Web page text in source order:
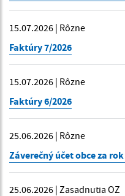
15.07.2026 | Rôzne
Faktúry 7/2026
15.07.2026 | Rôzne
Faktúry 6/2026
25.06.2026 | Rôzne
Záverečný účet obce za rok
25.06.2026 | Zasadnutia OZ